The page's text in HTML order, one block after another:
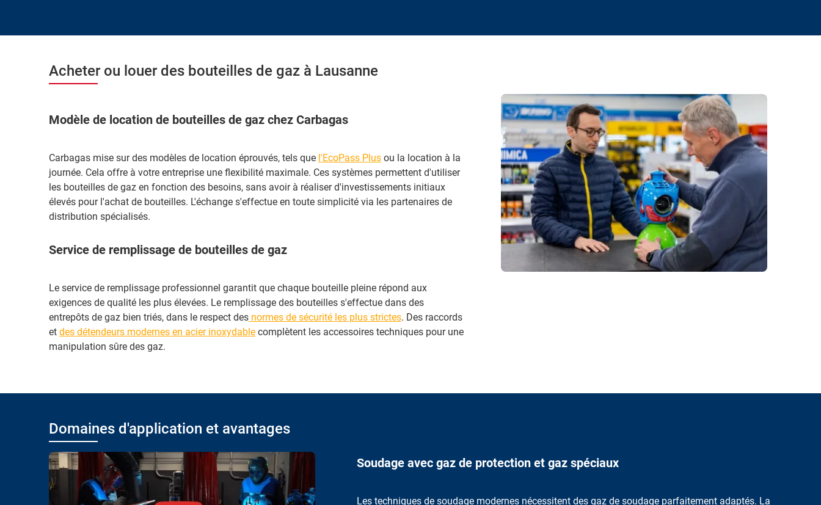
Acheter ou louer des bouteilles de gaz à Lausanne
Modèle de location de bouteilles de gaz chez Carbagas
Carbagas mise sur des modèles de location éprouvés, tels que l'EcoPass Plus ou la location à la
journée. Cela offre à votre entreprise une flexibilité maximale. Ces systèmes permettent d'utiliser
les bouteilles de gaz en fonction des besoins, sans avoir à réaliser d'investissements initiaux
élevés pour l'achat de bouteilles. L'échange s'effectue en toute simplicité via les partenaires de
distribution spécialisés.
Service de remplissage de bouteilles de gaz
Le service de remplissage professionnel garantit que chaque bouteille pleine répond aux
exigences de qualité les plus élevées. Le remplissage des bouteilles s'effectue dans des
entrepôts de gaz bien triés, dans le respect des normes de sécurité les plus strictes. Des raccords
et des détendeurs modernes en acier inoxydable complètent les accessoires techniques pour une
manipulation sûre des gaz.
Domaines d'application et avantages
Soudage avec gaz de protection et gaz spéciaux
Les techniques de soudage modernesnécessitent des gaz de soudage parfaitement adaptés. La